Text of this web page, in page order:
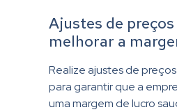
Ajustes de
melhorar a
Realize ajustes de
para garantir que a
uma margem de lucro